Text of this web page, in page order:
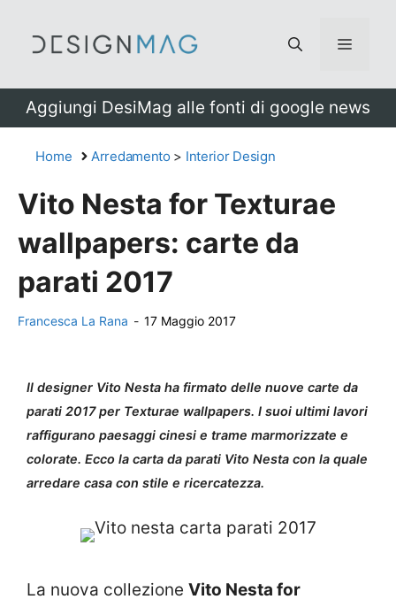
Menu
Aggiungi DesiMag alle fonti di google news
Home Arredamento > Interior Design
Vito Nesta for Texturae
wallpapers: carte da
parati 2017
Francesca La Rana - 17 Maggio 2017
Il designer Vito Nesta ha firmato delle nuove carte da
parati 2017 per Texturae wallpapers. I suoi ultimi lavori
raffigurano paesaggi cinesi e trame marmorizzate e
colorate. Ecco la carta da parati Vito Nesta con la quale
arredare casa con stile e ricercatezza.
La nuova collezione Vito Nesta for